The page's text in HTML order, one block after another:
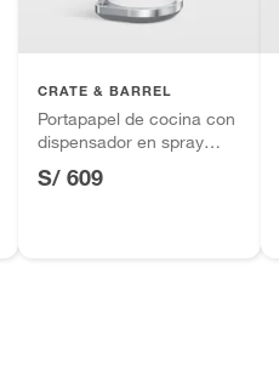
CRATE & BARREL
Portapapel de cocina con
dispensador en spray
S/ 609